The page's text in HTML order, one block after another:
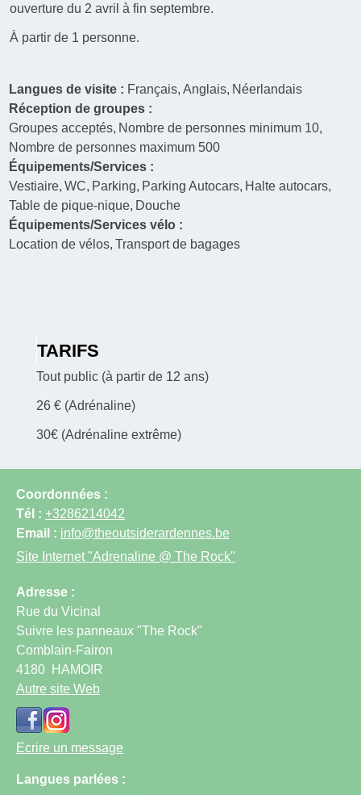
ouverture du 2 avril à fin septembre.
À partir de 1 personne.
Langues de visite : Français Anglais Néerlandais
Réception de groupes :
Groupes acceptés Nombre de personnes minimum 10
Nombre de personnes maximum 500
Équipements/Services :
Vestiaire WC Parking Parking Autocars Halte autocars
Table de pique-nique Douche
Équipements/Services vélo :
Location de vélos Transport de bagages
TARIFS
Tout public (à partir de 12 ans)
26 € (Adrénaline)
30€ (Adrénaline extrême)
Coordonnées :
Tél : +3286214042
Email : info@theoutsiderardennes.be
Site Internet "Adrenaline @ The Rock"
Adresse :
Rue du Vicinal
Suivre les panneaux "The Rock"
Comblain-Fairon
4180
HAMOIR
Autre site Web
Ecrire un message
Langues parlées :